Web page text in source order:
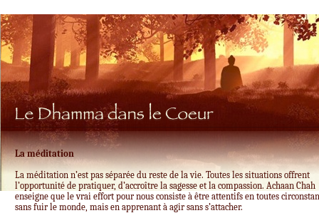
La méditation
La méditation n’est pas séparée du reste de la vie. Toutes les situations offrent
l’opportunité de pratiquer, d’accroître la sagesse et la compassion. Achaan Chah
enseigne que le vrai effort pour nous consiste à être attentifs en toutes
sans fuir le monde, mais en apprenant à agir sans s’attacher.